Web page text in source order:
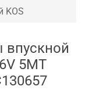
KOS
5MT